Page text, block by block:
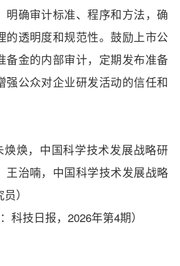
明确审计标准、程序和方法，确
的透明度和规范性。鼓励上市公
备金的内部审计，定期发布准备
强公众对企业研发活动的信任和
焕，中国科学技术发展战略研
王治喃，中国科学技术发展战略
）
技日报，2026年第4期）